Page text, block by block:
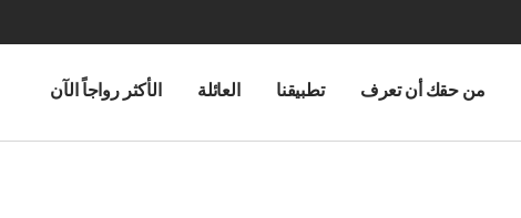
من حقك أن تعرف تطبيقنا العائلة الأكثر رواجاً الآن